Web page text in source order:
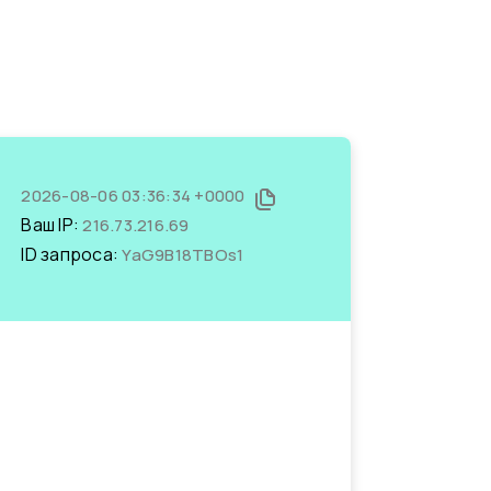
2026-08-06 03:36:34 +0000
Ваш IP:216.73.216.69
ID запроса:YaG9B18TBOs1